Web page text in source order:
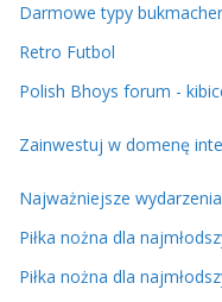
Darmowe typy
Retro Futbol
Polish Bhoys forum -
Zainwestuj w domenę
Najważniejsze
Piłka nożna dla
Piłka nożna dla